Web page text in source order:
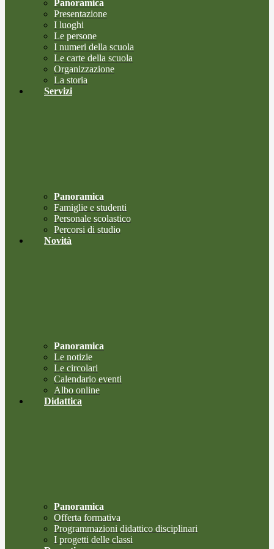
Panoramica
Presentazione
I luoghi
Le persone
I numeri della scuola
Le carte della scuola
Organizzazione
La storia
Servizi
Panoramica
Famiglie e studenti
Personale scolastico
Percorsi di studio
Novità
Panoramica
Le notizie
Le circolari
Calendario eventi
Albo online
Didattica
Panoramica
Offerta formativa
Programmazioni didattico disciplinari
I progetti delle classi